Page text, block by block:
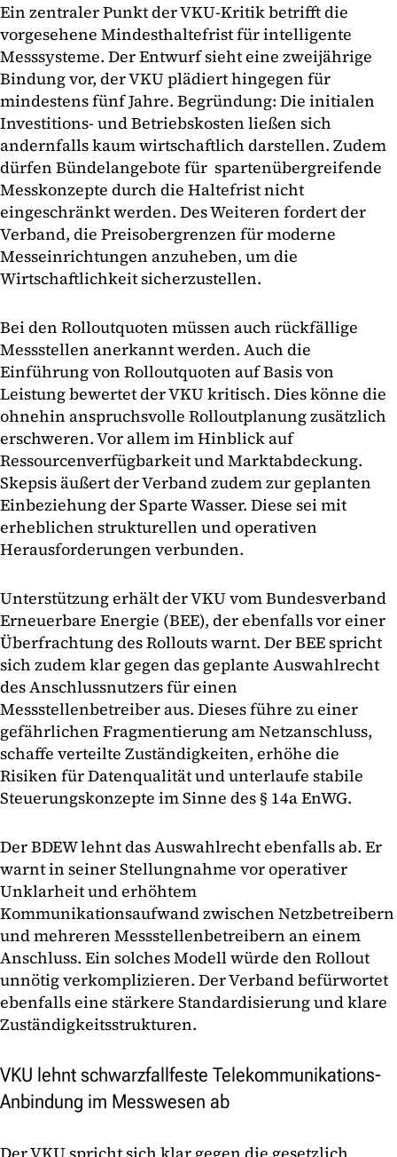
Ein zentraler Punkt der VKU-Kritik betrifft die
vorgesehene Mindesthaltefrist für intelligente
Messsysteme. Der Entwurf sieht eine zweijährige
Bindung vor, der VKU plädiert hingegen für
mindestens fünf Jahre. Begründung: Die initialen
Investitions- und Betriebskosten ließen sich
andernfalls kaum wirtschaftlich darstellen. Zudem
dürfen Bündelangebote für spartenübergreifende
Messkonzepte durch die Haltefrist nicht
eingeschränkt werden. Des Weiteren fordert der
Verband, die Preisobergrenzen für moderne
Messeinrichtungen anzuheben, um die
Wirtschaftlichkeit sicherzustellen.
Bei den Rolloutquoten müssen auch rückfällige
Messstellen anerkannt werden. Auch die
Einführung von Rolloutquoten auf Basis von
Leistung bewertet der VKU kritisch. Dies könne die
ohnehin anspruchsvolle Rolloutplanung zusätzlich
erschweren. Vor allem im Hinblick auf
Ressourcenverfügbarkeit und Marktabdeckung.
Skepsis äußert der Verband zudem zur geplanten
Einbeziehung der Sparte Wasser. Diese sei mit
erheblichen strukturellen und operativen
Herausforderungen verbunden.
Unterstützung erhält der VKU vom Bundesverband
Erneuerbare Energie (BEE), der ebenfalls vor einer
Überfrachtung des Rollouts warnt. Der BEE spricht
sich zudem klar gegen das geplante Auswahlrecht
des Anschlussnutzers für einen
Messstellenbetreiber aus. Dieses führe zu einer
gefährlichen Fragmentierung am Netzanschluss,
schaffe verteilte Zuständigkeiten, erhöhe die
Risiken für Datenqualität und unterlaufe stabile
Steuerungskonzepte im Sinne des § 14a EnWG.
Der BDEW lehnt das Auswahlrecht ebenfalls ab. Er
warnt in seiner Stellungnahme vor operativer
Unklarheit und erhöhtem
Kommunikationsaufwand zwischen Netzbetreibern
und mehreren Messstellenbetreibern an einem
Anschluss. Ein solches Modell würde den Rollout
unnötig verkomplizieren. Der Verband befürwortet
ebenfalls eine stärkere Standardisierung und klare
Zuständigkeitsstrukturen.
VKU lehnt schwarzfallfeste Telekommunikations-
Anbindung im Messwesen ab